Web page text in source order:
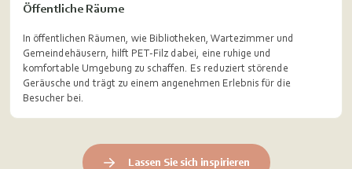
Öffentliche Räume
In öffentlichen Räumen, wie Bibliotheken, Wartezimmer und
Gemeindehäusern, hilft PET-Filz dabei, eine ruhige und
komfortable Umgebung zu schaffen. Es reduziert störende
Geräusche und trägt zu einem angenehmen Erlebnis für die
Besucher bei.
Lassen Sie sich inspirieren